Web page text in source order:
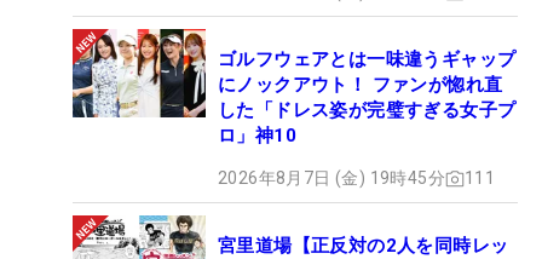
ゴルフウェアとは一味違うギャップ
にノックアウト！ ファンが惚れ直
した「ドレス姿が完璧すぎる女子プ
ロ」神10
2026年8月7日 (金) 19時45分 111
宮里道場【正反対の2人を同時レッ